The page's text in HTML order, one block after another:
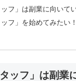
ッフ」は副業に向いて
ッフ」を始めてみたい
タッフ」は副業